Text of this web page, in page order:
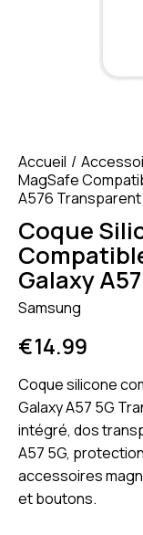
Accueil
MagSafe
A576 Transparent
Coque
Galaxy
Samsung
€14.99
Coque silicone
Galaxy A57 5G
intégré, dos
A57 5G,
accessoires
et boutons.